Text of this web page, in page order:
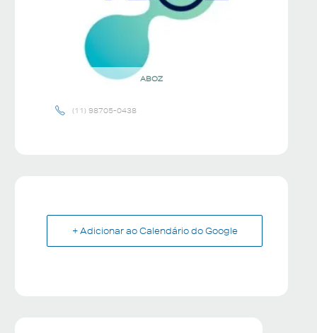
ABOZ
(11) 98705-0438
+ Adicionar ao Calendário do Google